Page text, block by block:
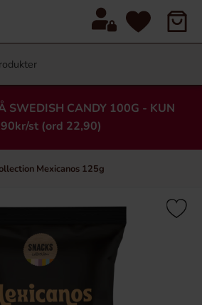
SWEDISH CANDY 100G - KUN
st (ord 22,90)
Mexicanos 125g
×